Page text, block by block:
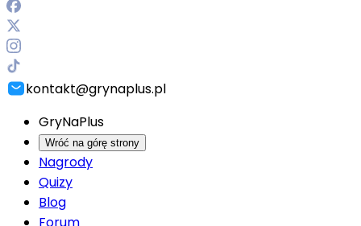
kontakt@grynaplus.pl
GryNaPlus
Wróć na górę strony
Nagrody
Quizy
Blog
Forum